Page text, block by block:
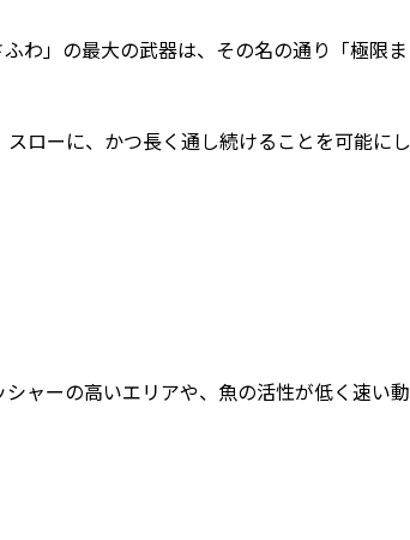
わ」の最大の武器は、その名の通り「極限ま
ローに、かつ長く通し続けることを可能にし
ャーの高いエリアや、魚の活性が低く速い動